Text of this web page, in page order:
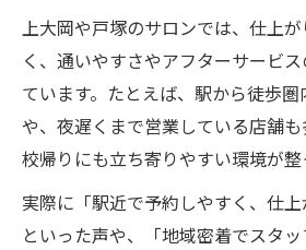
上大岡や戸塚のサロンでは、仕上
く、通いやすさやアフターサービ
ています。たとえば、駅から徒歩
や、夜遅くまで営業している店舗
校帰りにも立ち寄りやすい環境が整
実際に「駅近で予約しやすく、仕上
といった声や、「地域密着でスタ